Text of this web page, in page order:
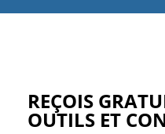
REÇOIS
OUTILS ET